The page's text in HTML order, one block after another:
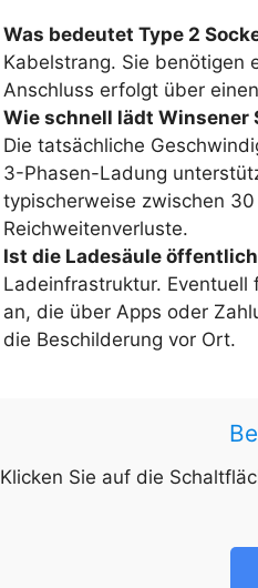
Was bedeutet Type 2
Kabelstrang. Sie benötigen
Anschluss erfolgt über
Wie schnell lädt Winsener
Die tatsächliche
3-Phasen-Ladung
typischerweise zwischen
Reichweitenverluste.
Ist die Ladesäule
Ladeinfrastruktur. Eventuell
an, die über Apps oder
die Beschilderung vor Ort.
Klicken Sie auf die